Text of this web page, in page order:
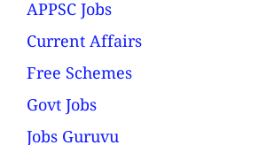
APPSC Jobs
Current Affairs
Free Schemes
Govt Jobs
Jobs Guruvu